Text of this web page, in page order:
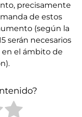
precisamente
de estos
(según la
serán necesarios
el ámbito de